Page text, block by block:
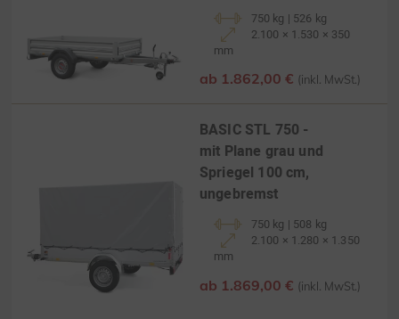
750 kg | 526 kg
2.100 × 1.530 × 350
mm
ab 1.862,00 € (inkl. MwSt.)
BASIC STL 750 -
mit Plane grau und
Spriegel 100 cm,
ungebremst
750 kg | 508 kg
2.100 × 1.280 × 1.350
mm
ab 1.869,00 € (inkl. MwSt.)